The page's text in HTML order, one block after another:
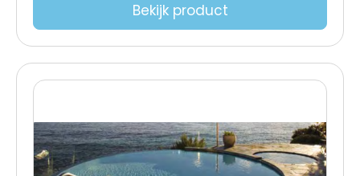
Bekijk product